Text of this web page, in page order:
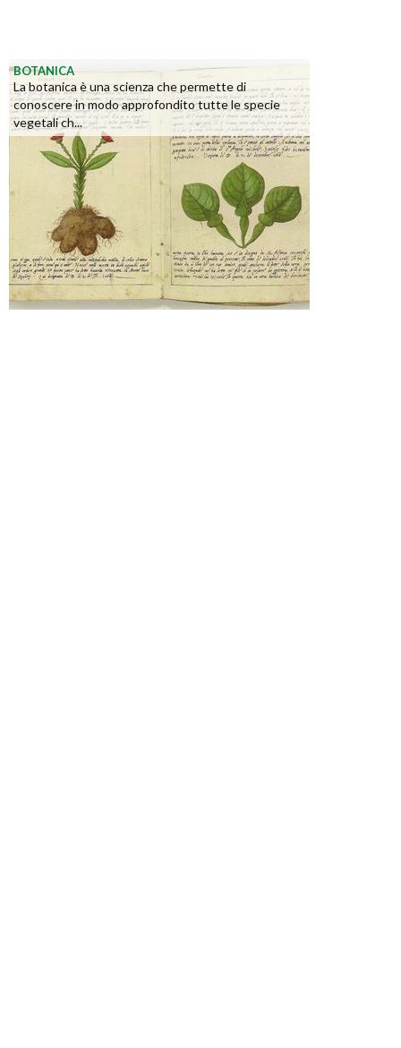
BOTANICA
La botanica è una scienza che permette di
conoscere in modo approfondito tutte le specie
vegetali ch...